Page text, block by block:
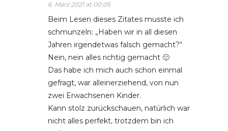
6. März 2021 at 00:05
Beim Lesen dieses Zitates musste ich
schmunzeln: „Haben wir in all diesen
Jahren irgendetwas falsch gemacht?“
Nein, nein alles richtig gemacht 🙂
Das habe ich mich auch schon einmal
gefragt, war alleinerziehend, von nun
zwei Erwachsenen Kinder.
Kann stolz zurückschauen, natürlich war
nicht alles perfekt, trotzdem bin ich